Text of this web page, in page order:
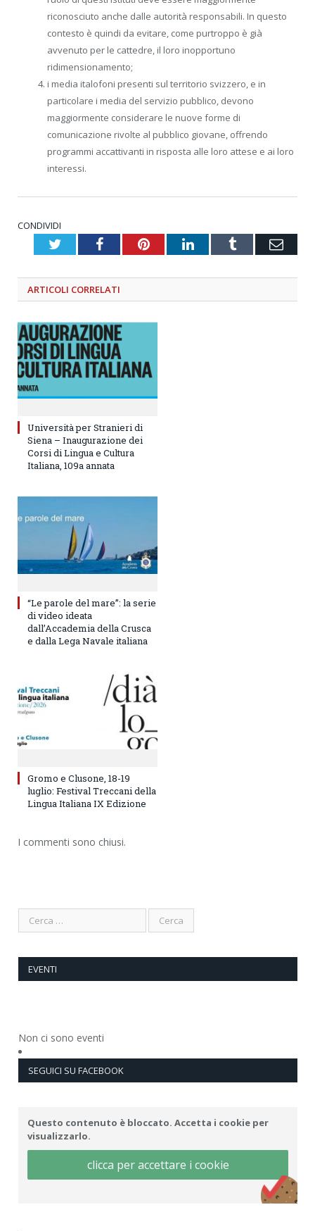
riconosciuto anche dalle autorità responsabili. In questo
contesto è quindi da evitare, come purtroppo è già
avvenuto per le cattedre, il loro inopportuno
ridimensionamento;
i media italofoni presenti sul territorio svizzero, e in
particolare i media del servizio pubblico, devono
maggiormente considerare le nuove forme di
comunicazione rivolte al pubblico giovane, offrendo
programmi accattivanti in risposta alle loro attese e ai loro
interessi.
CONDIVIDI
TwitterFacebookPinterestLinkedInTumblr
ARTICOLI CORRELATI
Università per Stranieri di
Siena – Inaugurazione dei
Corsi di Lingua e Cultura
Italiana, 109a annata
“Le parole del mare”: la serie
di video ideata
dall’Accademia della Crusca
e dalla Lega Navale italiana
Gromo e Clusone, 18-19
luglio: Festival Treccani della
Lingua Italiana IX Edizione
I commenti sono chiusi.
EVENTI
Non ci sono eventi
SEGUICI SU FACEBOOK
Questo contenuto è bloccato. Accetta i cookie per
visualizzarlo.
clicca per accettare i cookie